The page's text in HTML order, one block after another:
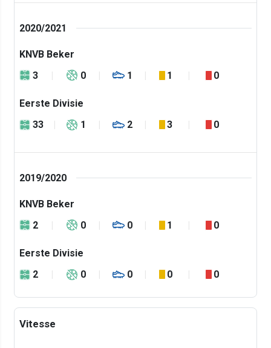
2020/2021
KNVB Beker
3
0 1 1 0
Eerste Divisie
33
1 2 3 0
2019/2020
KNVB Beker
2
0 0 1 0
Eerste Divisie
2
0 0 0 0
Vitesse